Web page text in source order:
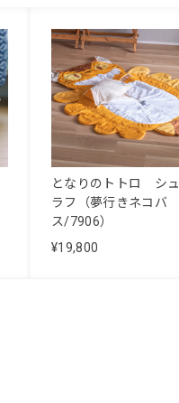
となりのトトロ シュ
ラフ（夢行きネコバ
ス/7906）
¥19,800